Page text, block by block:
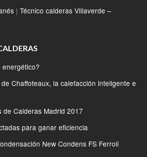
| Técnico calderas Villaverde –
energético?
Chaffoteaux, la calefacción inteligente e
de Calderas Madrid 2017
para ganar eficiencia
New Condens FS Ferroli